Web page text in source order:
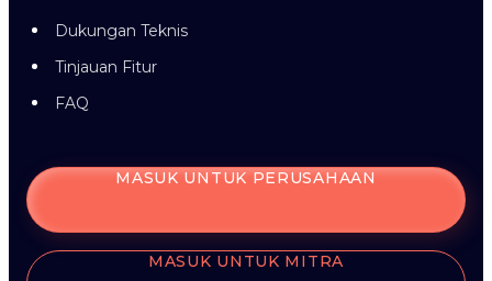
Dukungan Teknis
Tinjauan Fitur
FAQ
MASUK UNTUK PERUSAHAAN
MASUK UNTUK MITRA